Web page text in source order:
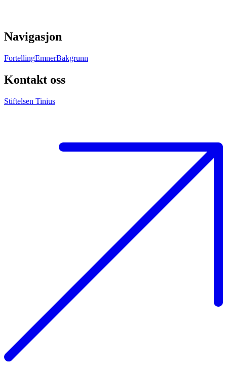
Navigasjon
FortellingEmnerBakgrunn
Kontakt oss
Stiftelsen Tinius